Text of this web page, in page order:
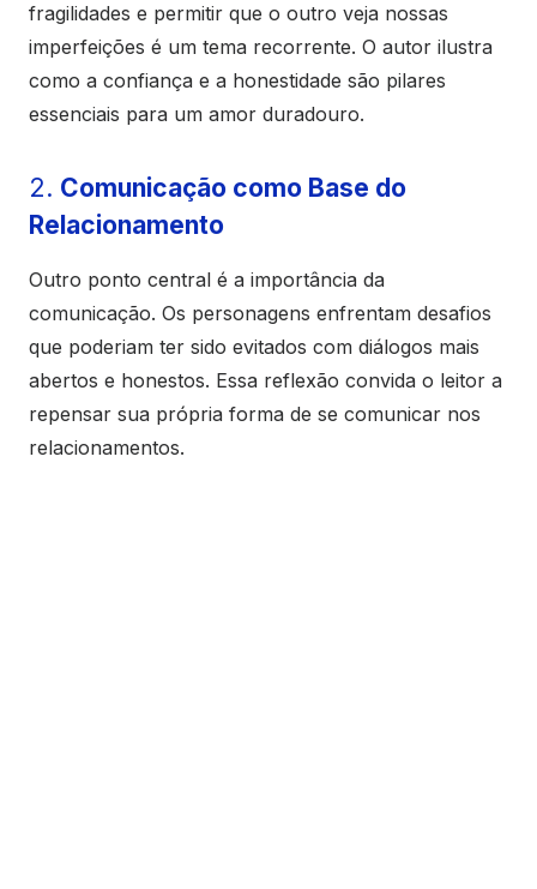
fragilidades e permitir que o outro veja nossas
imperfeições é um tema recorrente. O autor ilustra
como a confiança e a honestidade são pilares
essenciais para um amor duradouro.
2. Comunicação como Base do
Relacionamento
Outro ponto central é a importância da
comunicação. Os personagens enfrentam desafios
que poderiam ter sido evitados com diálogos mais
abertos e honestos. Essa reflexão convida o leitor a
repensar sua própria forma de se comunicar nos
relacionamentos.